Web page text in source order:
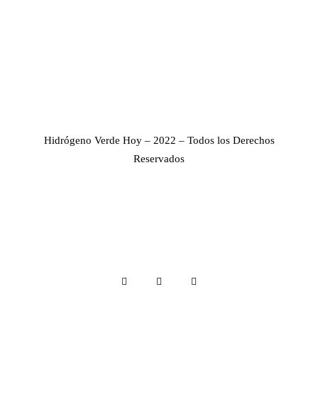
Hidrógeno Verde Hoy – 2022 – Todos los Derechos
Reservados